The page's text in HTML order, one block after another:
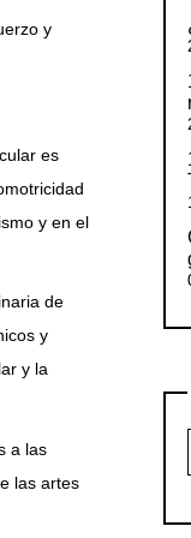
y
es
y en el
de
y
y la
a las
las artes